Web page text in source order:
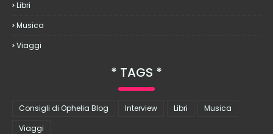
Libri
Musica
Viaggi
TAGS
Consigli di Ophelia Blog Interview Libri
Musica
Viaggi